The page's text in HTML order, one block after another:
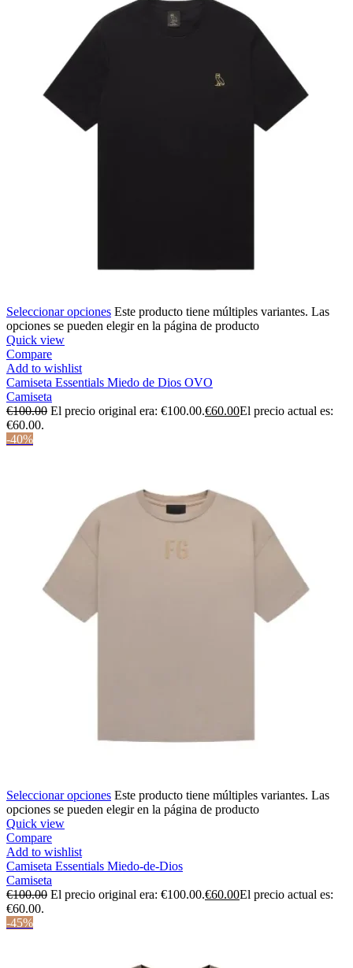
Seleccionar opciones Este producto tiene múltiples variantes. Las
opciones se pueden elegir en la página de producto
Quick view
Compare
Add to wishlist
Camiseta Essentials Miedo de Dios OVO
Camiseta
€100.00 El precio original era: €100.00.€60.00El precio actual es:
€60.00.
-40%
Seleccionar opciones Este producto tiene múltiples variantes. Las
opciones se pueden elegir en la página de producto
Quick view
Compare
Add to wishlist
Camiseta Essentials Miedo-de-Dios
Camiseta
€100.00 El precio original era: €100.00.€60.00El precio actual es:
€60.00.
-45%